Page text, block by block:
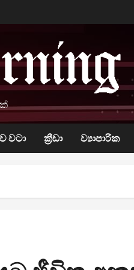
වටා ක්‍රීඩා ව්‍යාපාරික